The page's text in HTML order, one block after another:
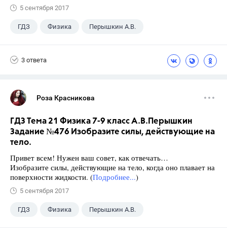
5 сентября 2017
ГДЗ Физика Перышкин А.В.
3 ответа
Роза Красникова
ГДЗ Тема 21 Физика 7-9 класс А.В.Перышкин
Задание №476 Изобразите силы, действующие на
тело.
Привет всем! Нужен ваш совет, как отвечать…
Изобразите силы, действующие на тело, когда оно плавает на
поверхности жидкости. (Подробнее...)
5 сентября 2017
ГДЗ Физика Перышкин А.В.